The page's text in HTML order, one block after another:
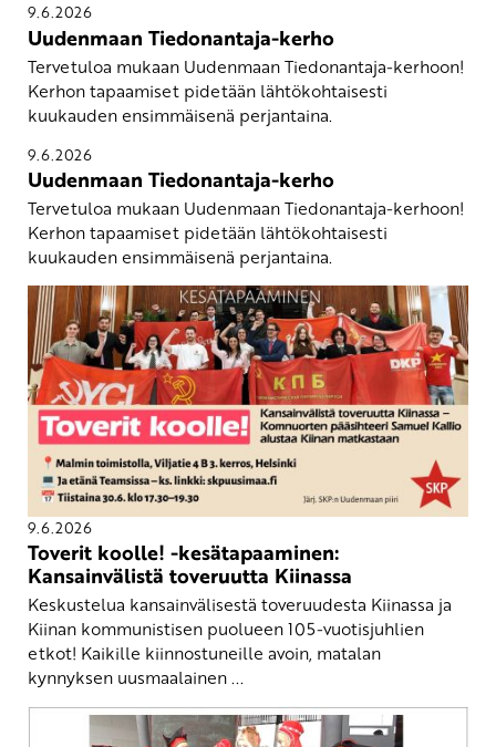
9.6.2026
Uudenmaan Tiedonantaja-kerho
Tervetuloa mukaan Uudenmaan Tiedonantaja-kerhoon!
Kerhon tapaamiset pidetään lähtökohtaisesti
kuukauden ensimmäisenä perjantaina.
9.6.2026
Uudenmaan Tiedonantaja-kerho
Tervetuloa mukaan Uudenmaan Tiedonantaja-kerhoon!
Kerhon tapaamiset pidetään lähtökohtaisesti
kuukauden ensimmäisenä perjantaina.
9.6.2026
Toverit koolle! -kesätapaaminen:
Kansainvälistä toveruutta Kiinassa
Keskustelua kansainvälisestä toveruudesta Kiinassa ja
Kiinan kommunistisen puolueen 105-vuotisjuhlien
etkot! Kaikille kiinnostuneille avoin, matalan
kynnyksen uusmaalainen ...